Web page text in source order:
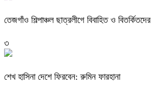
তেজগাঁও শিল্পাঞ্চল ছাত্রলীগে বিবাহিত ও
৩
শেখ হাসিনা দেশে ফিরবেন: রুমিন ফারহানা